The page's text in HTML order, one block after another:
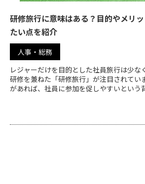
研修旅行に意味はある？目的やメリ
たい点を紹介
人事・総務
レジャーだけを目的とした社員旅行は少な
研修を兼ねた「研修旅行」が注目されてい
があれば、社員に参加を促しやすいという